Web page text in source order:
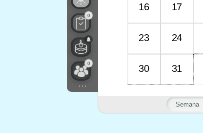
0
0
...
Semana
16 17
23 24
30 31